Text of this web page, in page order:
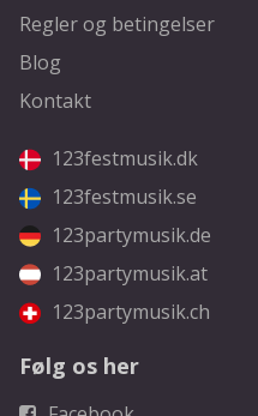
Regler og betingelser
Blog
Kontakt
123festmusik.dk
123festmusik.se
123partymusik.de
123partymusik.at
123partymusik.ch
Følg os her